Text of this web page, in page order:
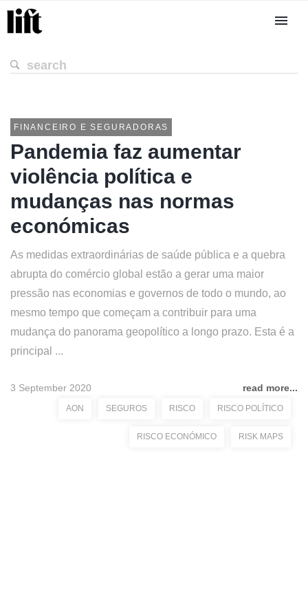
FINANCEIRO E SEGURADORAS
Pandemia faz aumentar
violência política e
mudanças nas normas
económicas
As medidas extraordinárias de saúde pública e a quebra
abrupta do comércio global estão a gerar uma maior
pressão nas economias e governos de todo o mundo, ao
mesmo tempo que começam a contribuir para uma
mudança do panorama geopolítico a longo prazo. Esta é a
principal ...
3 September 2020 read more...
AON SEGUROS RISCO RISCO POLÍTICO
RISCO ECONÓMICO RISK MAPS